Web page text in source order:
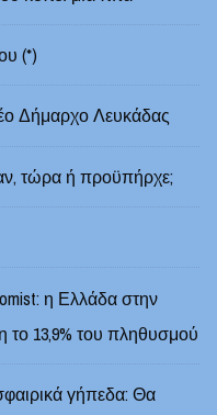
(*)
Δήμαρχο Λευκάδας
τώρα ή προϋπήρχε;
η Ελλάδα στην
13,9% του πληθυσμού
γήπεδα: Θα